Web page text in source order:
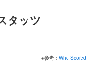
タッツ
※参考：Who Scored